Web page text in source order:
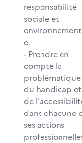
responsabilité
sociale et
e
- Prendre en
compte la
problématique
du handicap et
de
dans chacune
ses actions